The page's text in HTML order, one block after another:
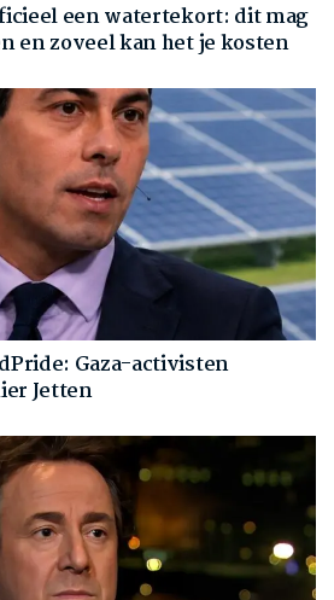
een watertekort: dit mag
en zoveel kan het je kosten
Gaza-activisten
Jetten